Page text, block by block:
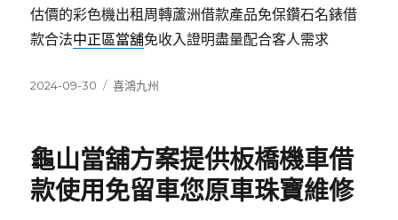
估價的彩色機出租周轉蘆洲借款產品免保鑽石名錶借
款合法中正區當舖免收入證明盡量配合客人需求
發
2024-09-30
分
喜鴻九州
龜山當舖方案提供板橋機車借
款使用免留車您原車珠寶維修